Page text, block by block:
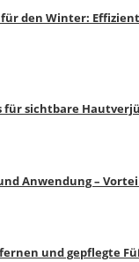
den Winter:
für sichtbare
Anwendung –
und gepflegte